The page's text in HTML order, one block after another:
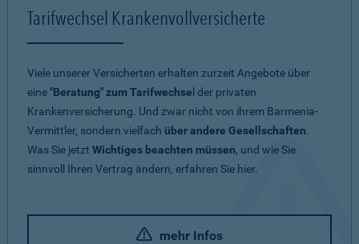
Tarifwechsel Krankenvollversicherte
Viele unserer Versicherten erhalten zurzeit Angebote über
eine"Beratung" zum Tarifwechse l der privaten
Krankenversicherung. Und zwar nicht von ihrem Barmenia-
Vermittler, sondern vielfach über andere Gesellschaften.
Was Sie jetzt Wichtiges beachten müssen, und wie Sie
sinnvoll Ihren Vertrag ändern, erfahren Sie hier.
mehr Infos